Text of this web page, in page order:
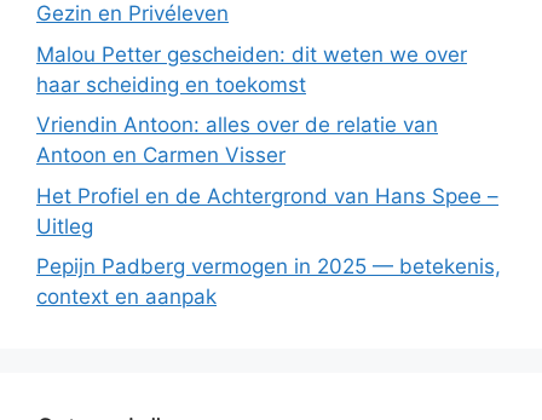
Gezin en Privéleven
Malou Petter gescheiden: dit weten we over
haar scheiding en toekomst
Vriendin Antoon: alles over de relatie van
Antoon en Carmen Visser
Het Profiel en de Achtergrond van Hans Spee –
Uitleg
Pepijn Padberg vermogen in 2025 — betekenis,
context en aanpak